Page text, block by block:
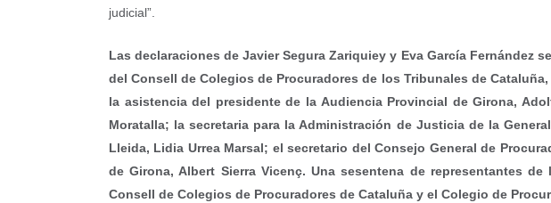
judicial”.
Las declaraciones de Javier Segura Zariquiey y Eva García
del Consell de Colegios de Procuradores de los Tribunales de
la asistencia del presidente de la Audiencia Provincial de Girona,
Moratalla; la secretaria para la Administración de Justicia de la
Lleida, Lidia Urrea Marsal; el secretario del Consejo General de
de Girona, Albert Sierra Vicenç. Una sesentena de representantes
Consell de Colegios de Procuradores de Cataluña y el Colegio de